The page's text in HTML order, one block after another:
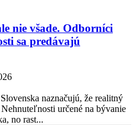
nie všade. Odborníci
sa predávajú
naznačujú, že realitný
určené na bývanie
no rast...